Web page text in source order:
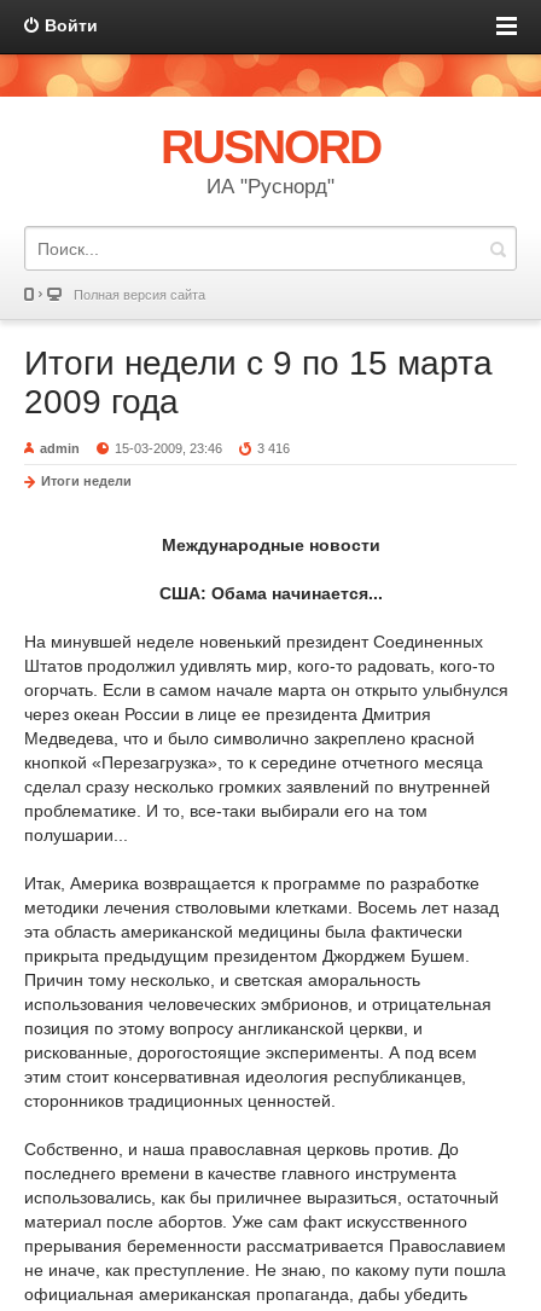
Войти
RUSNORD
ИА "Руснорд"
Полная версия сайта
Итоги недели с 9 по 15 марта
2009 года
admin 15-03-2009, 23:46 3 416
Итоги недели
Международные новости
США: Обама начинается...
На минувшей неделе новенький президент Соединенных
Штатов продолжил удивлять мир, кого-то радовать, кого-то
огорчать. Если в самом начале марта он открыто улыбнулся
через океан России в лице ее президента Дмитрия
Медведева, что и было символично закреплено красной
кнопкой «Перезагрузка», то к середине отчетного месяца
сделал сразу несколько громких заявлений по внутренней
проблематике. И то, все-таки выбирали его на том
полушарии...
Итак, Америка возвращается к программе по разработке
методики лечения стволовыми клетками. Восемь лет назад
эта область американской медицины была фактически
прикрыта предыдущим президентом Джорджем Бушем.
Причин тому несколько, и светская аморальность
использования человеческих эмбрионов, и отрицательная
позиция по этому вопросу англиканской церкви, и
рискованные, дорогостоящие эксперименты. А под всем
этим стоит консервативная идеология республиканцев,
сторонников традиционных ценностей.
Собственно, и наша православная церковь против. До
последнего времени в качестве главного инструмента
использовались, как бы приличнее выразиться, остаточный
материал после абортов. Уже сам факт искусственного
прерывания беременности рассматривается Православием
не иначе, как преступление. Не знаю, по какому пути пошла
официальная американская пропаганда, дабы убедить